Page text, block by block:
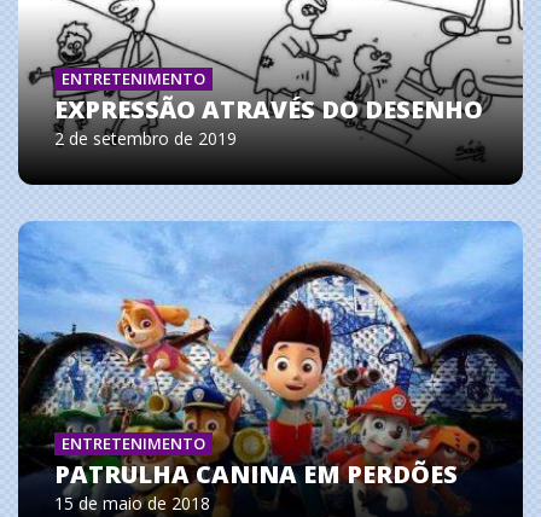
ENTRETENIMENTO
EXPRESSÃO ATRAVÉS DO DESENHO
2 de setembro de 2019
ENTRETENIMENTO
PATRULHA CANINA EM PERDÕES
15 de maio de 2018